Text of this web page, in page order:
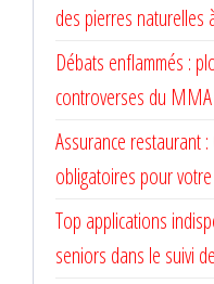
des pierres naturelles
Débats enflammés :
controverses du MMA
Assurance restaurant
obligatoires pour
Top applications
seniors dans le suivi